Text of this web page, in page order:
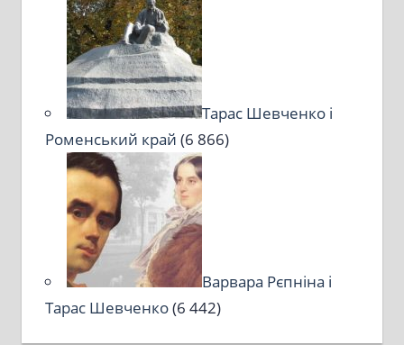
Тарас Шевченко і
Роменський край (6 866)
Варвара Рєпніна і
Тарас Шевченко(6 442)